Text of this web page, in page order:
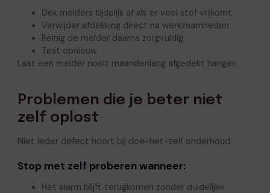
Dek melders tijdelijk af als er veel stof vrijkomt
Verwijder afdekking direct na werkzaamheden
Reinig de melder daarna zorgvuldig
Test opnieuw
Laat een melder nooit maandenlang afgedekt hangen.
Problemen die je beter niet
zelf oplost
Niet ieder defect hoort bij doe-het-zelf onderhoud.
Stop met zelf proberen wanneer:
Het alarm blijft terugkomen zonder duidelijke